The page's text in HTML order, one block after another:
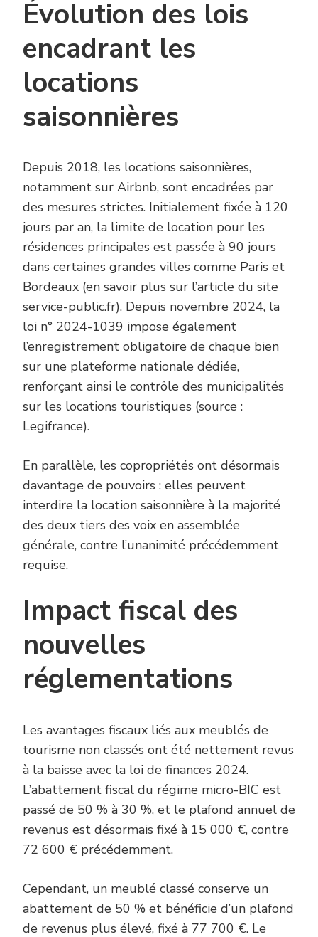
Évolution des lois
encadrant les
locations
saisonnières
Depuis 2018, les locations saisonnières,
notamment sur Airbnb, sont encadrées par
des mesures strictes. Initialement fixée à 120
jours par an, la limite de location pour les
résidences principales est passée à 90 jours
dans certaines grandes villes comme Paris et
Bordeaux (en savoir plus sur l’article du site
service-public.fr). Depuis novembre 2024, la
loi n° 2024-1039 impose également
l’enregistrement obligatoire de chaque bien
sur une plateforme nationale dédiée,
renforçant ainsi le contrôle des municipalités
sur les locations touristiques (source :
Legifrance).
En parallèle, les copropriétés ont désormais
davantage de pouvoirs : elles peuvent
interdire la location saisonnière à la majorité
des deux tiers des voix en assemblée
générale, contre l’unanimité précédemment
requise.
Impact fiscal des
nouvelles
réglementations
Les avantages fiscaux liés aux meublés de
tourisme non classés ont été nettement revus
à la baisse avec la loi de finances 2024.
L’abattement fiscal du régime micro-BIC est
passé de 50 % à 30 %, et le plafond annuel de
revenus est désormais fixé à 15 000 €, contre
72 600 € précédemment.
Cependant, un meublé classé conserve un
abattement de 50 % et bénéficie d’un plafond
de revenus plus élevé, fixé à 77 700 €. Le